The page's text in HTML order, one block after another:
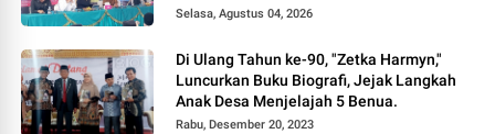
Selasa, Agustus 04, 2026
Di Ulang Tahun ke-90, "Zetka Harmyn,"
Luncurkan Buku Biografi, Jejak Langkah
Anak Desa Menjelajah 5 Benua.
Rabu, Desember 20, 2023